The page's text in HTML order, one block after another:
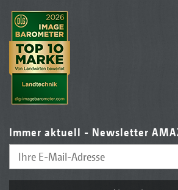
Immer aktuell - Newsletter